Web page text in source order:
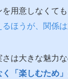
用意しなくても
ほうが、関係
は大きな魅力な
「楽しむため」